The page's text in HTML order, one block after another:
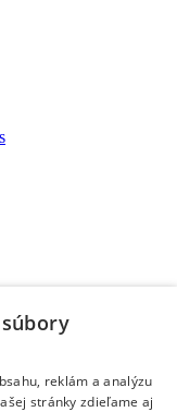
reklám a analýzu
stránky zdieľame aj